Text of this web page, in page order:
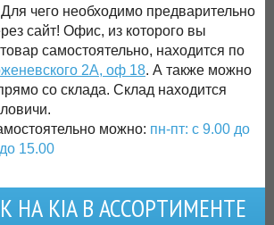
Для чего необходимо предварительно
сайт! Офис, из которого вы
самостоятельно, находится по
2А, оф 18. А также можно
со склада. Склад находится
можно: пн-пт: с 9.00 до
15.00
НА KIA В АССОРТИМЕНТЕ